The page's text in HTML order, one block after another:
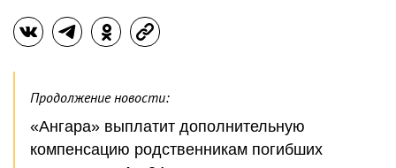
Продолжение новости:
«Ангара» выплатит дополнительную
компенсацию родственникам погибших